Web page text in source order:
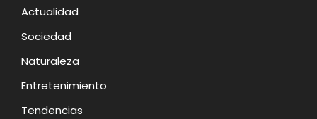
Actualidad
Sociedad
Naturaleza
Entretenimiento
Tendencias